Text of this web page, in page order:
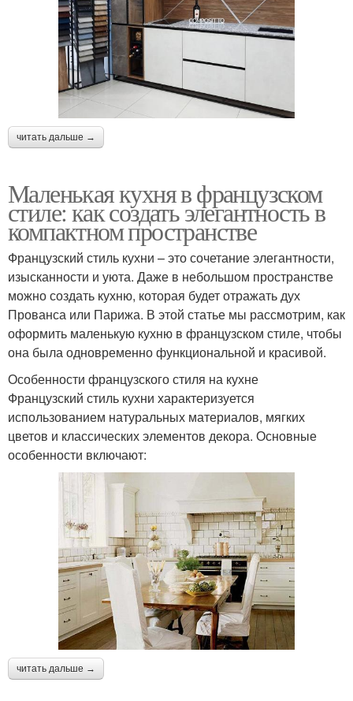
читать дальше →
Маленькая кухня в французском
стиле: как создать элегантность в
компактном пространстве
Французский стиль кухни – это сочетание элегантности,
изысканности и уюта. Даже в небольшом пространстве
можно создать кухню, которая будет отражать дух
Прованса или Парижа. В этой статье мы рассмотрим, как
оформить маленькую кухню в французском стиле, чтобы
она была одновременно функциональной и красивой.
Особенности французского стиля на кухне
Французский стиль кухни характеризуется
использованием натуральных материалов, мягких
цветов и классических элементов декора. Основные
особенности включают:
читать дальше →